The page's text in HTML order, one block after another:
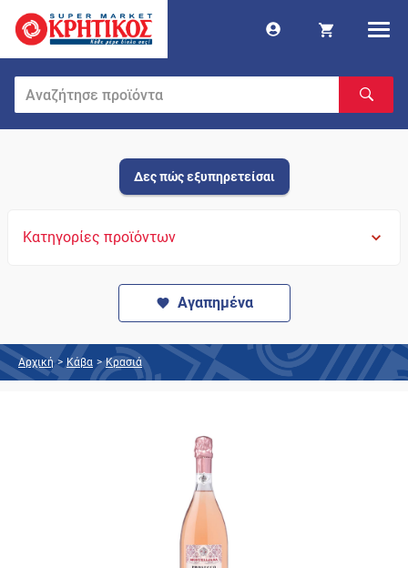
Δες πώς εξυπηρετείσαι
Κατηγορίες προϊόντων
Αγαπημένα
Αρχική > Κάβα > Κρασιά